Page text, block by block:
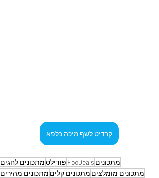
קרדיט לשף מיכה כלפא
מתכונים FooDeals פודילסמתכונים לחגים
מתכונים מומלצים מתכונים קלים מתכונים מהירים